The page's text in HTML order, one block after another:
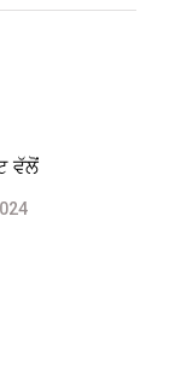
ਵੱਲੋਂ